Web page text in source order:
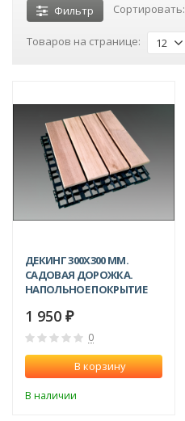
Фильтр Сортировать:
Товаров на странице: 12
ДЕКИНГ 300Х300 ММ.
САДОВАЯ ДОРОЖКА.
НАПОЛЬНОЕ ПОКРЫТИЕ
1 950 ₽
0
В корзину
В наличии